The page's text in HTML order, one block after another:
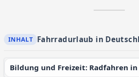
Fahrradurlaub in
Bildung und Freizeit: Radfahren